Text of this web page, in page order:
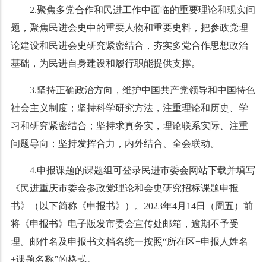
2.聚焦多党合作和民进工作中面临的重要理论和现实问
题，聚焦民进会史中的重要人物和重要史料，把参政党理
论建设和民进会史研究紧密结合，夯实多党合作思想政治
基础，为民进自身建设和履行职能提供支撑。
3.坚持正确政治方向，维护中国共产党领导和中国特色
社会主义制度；坚持科学研究方法，注重理论和历史、学
习和研究紧密结合；坚持求真务实，理论联系实际、注重
问题导向；坚持发挥合力，内外结合、全会联动。
4.申报课题的课题组可登录民进市委会网站下载并填写
《民进重庆市委会参政党理论和会史研究招标课题申报
书》（以下简称《申报书》）。2023年4月14日（周五）前
将《申报书》电子版发市委会宣传处邮箱，逾期不予受
理。邮件名及申报书文档名统一按照“所在区+申报人姓名
+课题名称”的格式。